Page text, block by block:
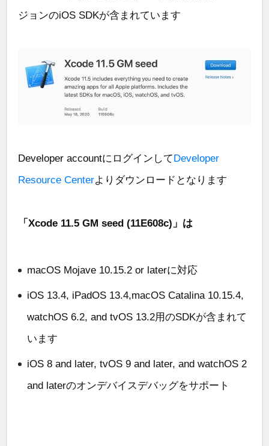
ジョンのiOS SDKが含まれています
Developer accountにログインしてDeveloper
Resource Centerよりダウンロードとなります
「Xcode 11.5 GM seed (11E608c)」は
macOS Mojave 10.15.2 or laterに対応
iOS 13.4, iPadOS 13.4,macOS Catalina 10.15.4,
watchOS 6.2, and tvOS 13.2用のSDKが含まれて
います
iOS 8 and later, tvOS 9 and later, and watchOS 2
and laterのオンデバイスデバッグをサポート